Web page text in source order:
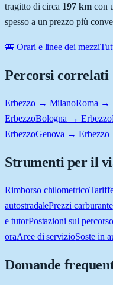
tragitto di circa 197 kmcon
spesso a un prezzo più
🚌 Orari e linee dei mezzi
Percorsi correlati
Erbezzo → MilanoRoma →
ErbezzoBologna → Erbezzo
ErbezzoGenova → Erbezzo
Strumenti per il
Rimborso chilometrico
autostradalePrezzi carburante
e tutorPostazioni sul percorso
oraAree di servizioSoste in
Domande